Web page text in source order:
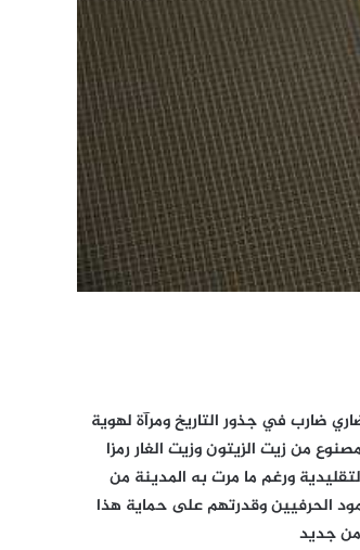
ضارب في جذور التاريخ ومرآة لهوية
من زيت الزيتون وزيت الغار رمزا
ورغم ما مرت به المدينة من
الحرفيين وقدرتهم على حماية هذا
من جديد